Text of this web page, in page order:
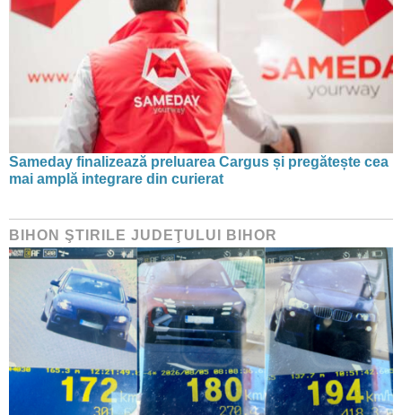
Sameday finalizează preluarea Cargus și pregătește cea
mai amplă integrare din curierat
BIHON ŞTIRILE JUDEŢULUI BIHOR